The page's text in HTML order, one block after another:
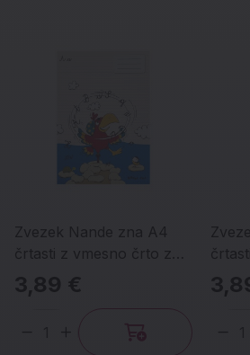
Zvezek Nande zna A4
črtasti z vmesno črto z
malimi in velikimi pisanimi
črkami
3,89 €
Količina